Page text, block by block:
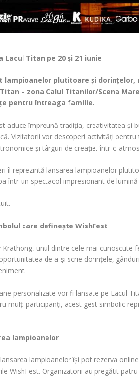
Lacul Titan pe 20 și 21 iunie
plutitoare și dorințelor,
– zona Calul Titanilor/Scena
pentru întreaga familie.
aduce împreună tradiția, creativitatea și
Vizitatorii vor descoperi activități
și târguri de creație, într-o
îl reprezintă lansarea lampioanelor
într-un spectacol impresionant de lumină
care definește WishFest
unul dintre cele mai cunoscute
de a-și scrie dorințele,
personalizate vor fi lansate pe Lacul
mulți participanți, acest gest simbolic
lampioanelor
lampioanelor își pot rezerva
WishFest. Organizatorii au pregătit